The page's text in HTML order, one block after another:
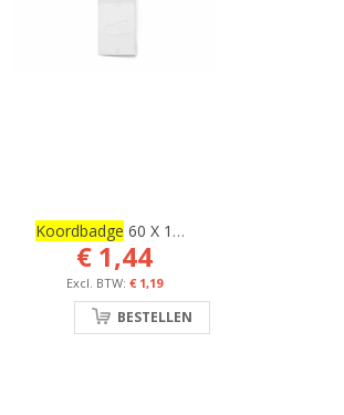
Koordbadge 60 X 100 Mm
€ 1,44
€ 1,19
BESTELLEN